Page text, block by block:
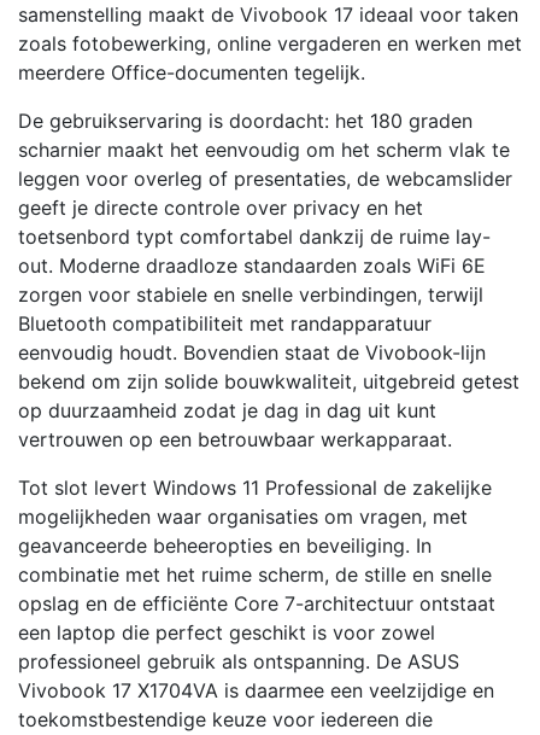
samenstelling maakt de Vivobook 17 ideaal voor taken
zoals fotobewerking, online vergaderen en werken met
meerdere Office-documenten tegelijk.
De gebruikservaring is doordacht: het 180 graden
scharnier maakt het eenvoudig om het scherm vlak te
leggen voor overleg of presentaties, de webcamslider
geeft je directe controle over privacy en het
toetsenbord typt comfortabel dankzij de ruime lay-
out. Moderne draadloze standaarden zoals WiFi 6E
zorgen voor stabiele en snelle verbindingen, terwijl
Bluetooth compatibiliteit met randapparatuur
eenvoudig houdt. Bovendien staat de Vivobook-lijn
bekend om zijn solide bouwkwaliteit, uitgebreid getest
op duurzaamheid zodat je dag in dag uit kunt
vertrouwen op een betrouwbaar werkapparaat.
Tot slot levert Windows 11 Professional de zakelijke
mogelijkheden waar organisaties om vragen, met
geavanceerde beheeropties en beveiliging. In
combinatie met het ruime scherm, de stille en snelle
opslag en de efficiënte Core 7-architectuur ontstaat
een laptop die perfect geschikt is voor zowel
professioneel gebruik als ontspanning. De ASUS
Vivobook 17 X1704VA is daarmee een veelzijdige en
toekomstbestendige keuze voor iedereen die